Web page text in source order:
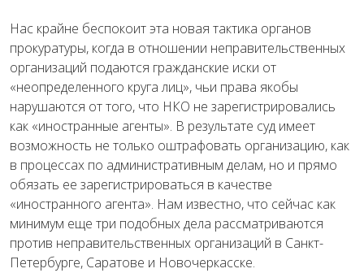
Нас крайне беспокоит эта новая тактика органов
прокуратуры, когда в отношении неправительственных
организаций подаются гражданские иски от
«неопределенного круга лиц», чьи права якобы
нарушаются от того, что НКО не зарегистрировались
как «иностранные агенты». В результате суд имеет
возможность не только оштрафовать организацию, как
в процессах по административным делам, но и прямо
обязать ее зарегистрироваться в качестве
«иностранного агента». Нам известно, что сейчас как
минимум еще три подобных дела рассматриваются
против неправительственных организаций в Санкт-
Петербурге, Саратове и Новочеркасске.